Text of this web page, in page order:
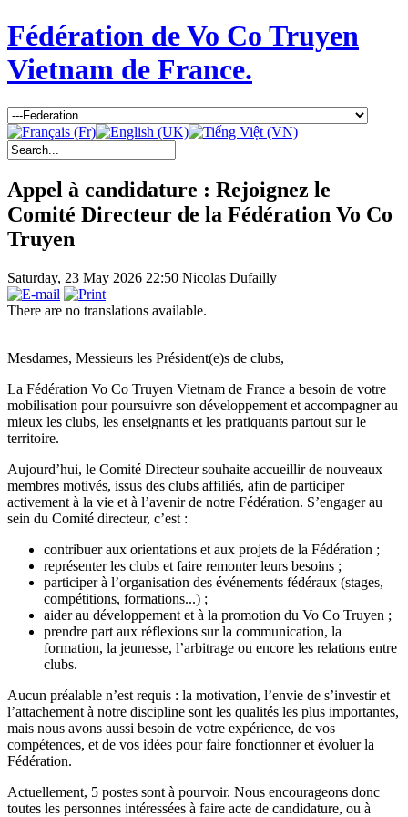
Fédération de Vo Co Truyen
Vietnam de France.
Appel à candidature : Rejoignez le
Comité Directeur de la Fédération Vo Co
Truyen
Saturday, 23 May 2026 22:50 Nicolas Dufailly
There are no translations available.
Mesdames, Messieurs les Président(e)s de clubs,
La Fédération Vo Co Truyen Vietnam de France a besoin de votre
mobilisation pour poursuivre son développement et accompagner au
mieux les clubs, les enseignants et les pratiquants partout sur le
territoire.
Aujourd’hui, le Comité Directeur souhaite accueillir de nouveaux
membres motivés, issus des clubs affiliés, afin de participer
activement à la vie et à l’avenir de notre Fédération. S’engager au
sein du Comité directeur, c’est :
contribuer aux orientations et aux projets de la Fédération ;
représenter les clubs et faire remonter leurs besoins ;
participer à l’organisation des événements fédéraux (stages,
compétitions, formations...) ;
aider au développement et à la promotion du Vo Co Truyen ;
prendre part aux réflexions sur la communication, la
formation, la jeunesse, l’arbitrage ou encore les relations entre
clubs.
Aucun préalable n’est requis : la motivation, l’envie de s’investir et
l’attachement à notre discipline sont les qualités les plus importantes,
mais nous avons aussi besoin de votre expérience, de vos
compétences, et de vos idées pour faire fonctionner et évoluer la
Fédération.
Actuellement, 5 postes sont à pourvoir. Nous encourageons donc
toutes les personnes intéressées à faire acte de candidature, ou à